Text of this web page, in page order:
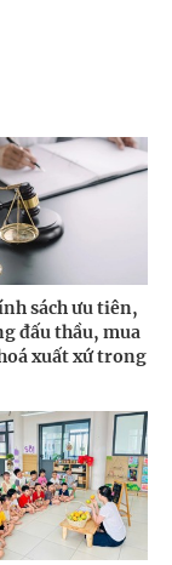
sách ưu tiên,
đấu thầu, mua
xuất xứ trong